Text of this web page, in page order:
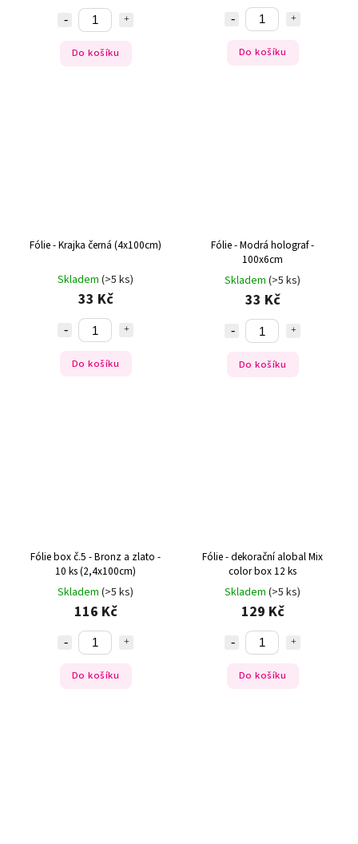
Do košíku Do košíku
Fólie - Krajka černá (4x100cm)
Skladem (>5 ks)
33 Kč
Do košíku
Fólie - Modrá holograf -
100x6cm
Skladem (>5 ks)
33 Kč
Do košíku
Fólie box č.5 - Bronz a zlato -
10 ks (2,4x100cm)
Skladem (>5 ks)
116 Kč
Do košíku
Fólie - dekorační alobal Mix
color box 12 ks
Skladem (>5 ks)
129 Kč
Do košíku